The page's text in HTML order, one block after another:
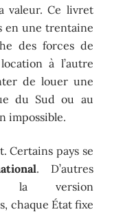
valeur. Ce livret
en une trentaine
des forces de
à l’autre
de louer une
du Sud ou au
impossible.
Certains pays se
. D’autres
la version
chaque État fixe